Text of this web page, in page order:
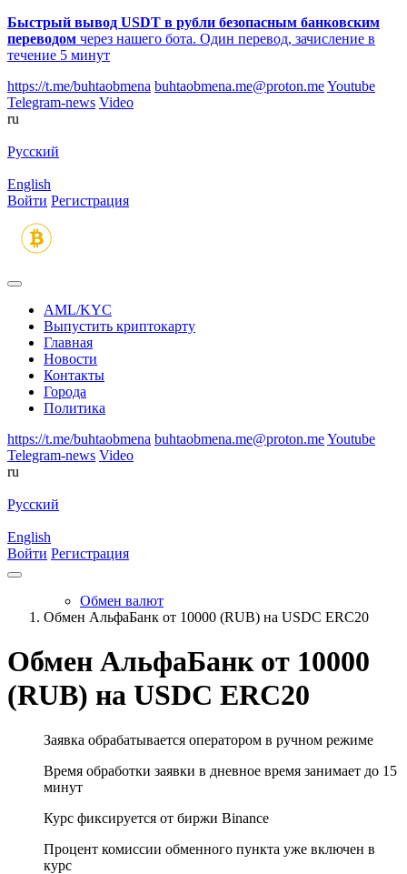
Быстрый вывод USDT в рубли безопасным банковским
переводом через нашего бота. Один перевод, зачисление в
течение 5 минут
https://t.me/buhtaobmena buhtaobmena.me@proton.meYoutube
Telegram-news Video
ru
Русский
English
Войти Регистрация
AML/KYC
Выпустить криптокарту
Главная
Новости
Контакты
Города
Политика
https://t.me/buhtaobmena buhtaobmena.me@proton.meYoutube
Telegram-news Video
ru
Русский
English
Войти Регистрация
Обмен валют
Обмен АльфаБанк от 10000 (RUB) на USDC ERC20
Обмен АльфаБанк от 10000
(RUB) на USDC ERC20
Заявка обрабатывается оператором в ручном режиме
Время обработки заявки в дневное время занимает до 15
минут
Курс фиксируется от биржи Binance
Процент комиссии обменного пункта уже включен в
курс